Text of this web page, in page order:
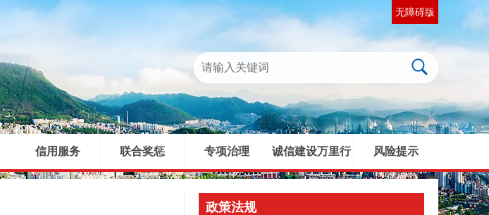
无障碍版
信用服务 联合奖惩 专项治理 诚信建设万里行 风险提示
政策法规